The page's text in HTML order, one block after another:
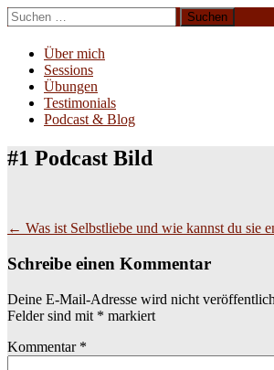
Zum
Inhalt
springen
Suchen
nach:
Über mich
Sessions
Übungen
Testimonials
Podcast & Blog
#1 Podcast Bild
Beitragsnavigation
← Was ist Selbstliebe und wie kannst du sie
Schreibe einen Kommentar
Deine E-Mail-Adresse wird nicht
Felder sind mit * markiert
Kommentar *